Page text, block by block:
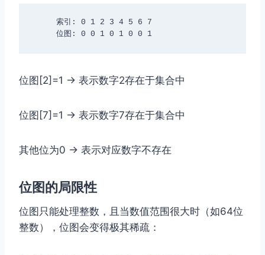
     位图: 0 0 1 0 1 0 0 1
位图[2]=1 → 表示数字2存在于集合中
位图[7]=1 → 表示数字7存在于集合中
其他位为0 → 表示对应数字不存在
位图的局限性
位图只能处理整数，且当数值范围很大时（如64位
整数），位图会变得极其稀疏：